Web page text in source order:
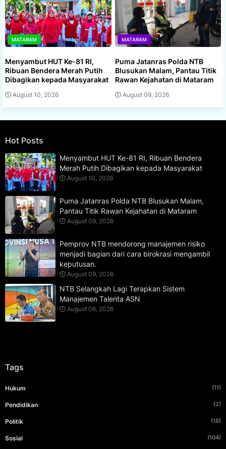
MATARAM
Menyambut HUT Ke-81 RI,
Ribuan Bendera Merah Putih
Dibagikan kepada Masyarakat
August 10, 2026
MATARAM
Puma Jatanras Polda NTB
Blusukan Malam, Pantau Titik
Rawan Kejahatan di Mataram
August 09, 2026
Hot Posts
Menyambut HUT Ke-81 RI, Ribuan Bendera
Merah Putih Dibagikan kepada Masyarakat
August 10, 2026
Puma Jatanras Polda NTB Blusukan Malam,
Pantau Titik Rawan Kejahatan di Mataram
August 09, 2026
Pemprov NTB mendorong manajemen risiko
menjadi bagian dari cara birokrasi mengambil
keputusan.
August 09, 2026
NTB Selangkah Lagi Terapkan Sistem
Manajemen Talenta ASN
August 06, 2026
Tags
Hukum (11)
Pendidikan (2)
Politik (18)
Sosial (104)